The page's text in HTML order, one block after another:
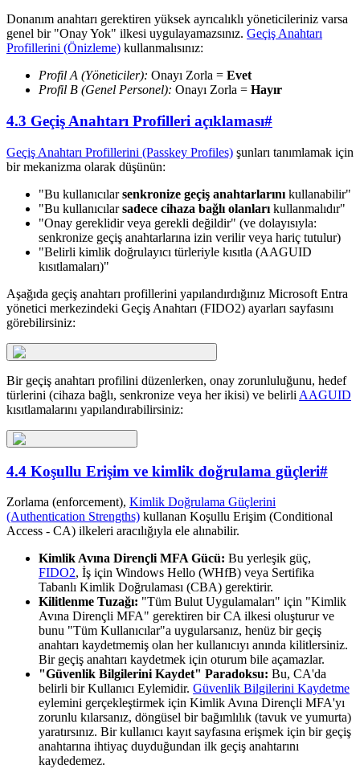
Donanım anahtarı gerektiren yüksek ayrıcalıklı yöneticileriniz varsa
genel bir "Onay Yok" ilkesi uygulayamazsınız. Geçiş Anahtarı
Profillerini (Önizleme) kullanmalısınız:
Profil A (Yöneticiler): Onayı Zorla = Evet
Profil B (Genel Personel): Onayı Zorla = Hayır
4.3 Geçiş Anahtarı Profilleri açıklaması#
Geçiş Anahtarı Profillerini (Passkey Profiles) şunları tanımlamak için
bir mekanizma olarak düşünün:
"Bu kullanıcılarsenkronize geçiş anahtarlarını kullanabilir"
"Bu kullanıcılarsadece cihaza bağlı olanları kullanmalıdır"
"Onay gereklidir veya gerekli değildir" (ve dolayısıyla:
senkronize geçiş anahtarlarına izin verilir veya hariç tutulur)
"Belirli kimlik doğrulayıcı türleriyle kısıtla (AAGUID
kısıtlamaları)"
Aşağıda geçiş anahtarı profillerini yapılandırdığınız Microsoft Entra
yönetici merkezindeki Geçiş Anahtarı (FIDO2) ayarları sayfasını
görebilirsiniz:
Bir geçiş anahtarı profilini düzenlerken, onay zorunluluğunu, hedef
türlerini (cihaza bağlı, senkronize veya her ikisi) ve belirli AAGUID
kısıtlamalarını yapılandırabilirsiniz:
4.4 Koşullu Erişim ve kimlik doğrulama güçleri#
Zorlama (enforcement), Kimlik Doğrulama Güçlerini
(Authentication Strengths) kullanan Koşullu Erişim (Conditional
Access - CA) ilkeleri aracılığıyla ele alınabilir.
Kimlik Avına Dirençli MFA Gücü: Bu yerleşik güç,
FIDO2, İş için Windows Hello (WHfB) veya Sertifika
Tabanlı Kimlik Doğrulaması (CBA) gerektirir.
Kilitlenme Tuzağı: "Tüm Bulut Uygulamaları" için "Kimlik
Avına Dirençli MFA" gerektiren bir CA ilkesi oluşturur ve
bunu "Tüm Kullanıcılar"a uygularsanız, henüz bir geçiş
anahtarı kaydetmemiş olan her kullanıcıyı anında kilitlersiniz.
Bir geçiş anahtarı kaydetmek için oturum bile açamazlar.
"Güvenlik Bilgilerini Kaydet" Paradoksu: Bu, CA'da
belirli bir Kullanıcı Eylemidir. Güvenlik Bilgilerini Kaydetme
eylemini gerçekleştirmek için Kimlik Avına Dirençli MFA'yı
zorunlu kılarsanız, döngüsel bir bağımlılık (tavuk ve yumurta)
yaratırsınız. Bir kullanıcı kayıt sayfasına erişmek için bir geçiş
anahtarına ihtiyaç duyduğundan ilk geçiş anahtarını
kaydedemez.